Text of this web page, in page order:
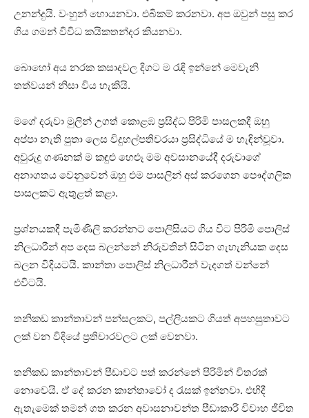
උනන්දුයි. වංහුන් හොයනවා. එබිකම් කරනවා. අප ඔවුන් පසු කර
ගිය ගමන් විවිධ කයිකතන්දර කියනවා.
බොහෝ අය නරක කසාදවල දිගට ම රැඳි ඉන්නේ මෙවැනි
තත්වයන් නිසා විය හැකියි.
මගේ දරුවා මුලින් උගත් කොළඹ ප්‍ර‍සිද්ධ පිරිමි පාසලකදී ඔහු
අප්පා නැති පුතා ලෙස විදුහල්පතිවරයා ප්‍ර‍සිද්ධියේ ම හැඳින්වූවා.
අවුරුදු ගණනක් ම කඳුළු හෙළූ මම අවසානයේදී දරුවාගේ
අනාගතය වෙනුවෙන් ඔහු එම පාසලින් අස් කරගෙන පෞද්ගලික
පාසලකට ඇතුළත් කළා.
ප්‍ර‍ශ්නයකදී පැමිණිලි කරන්නට පොලිසියට ගිය විට පිරිමි පොලිස්
නිලධාරීන් අප දෙස බලන්නේ නිරුවතින් සිටින ගැහැනියක දෙස
බලන විදියටයි. කාන්තා පොලිස් නිලධාරීන් වැදගත් වන්නේ
එවිටයි.
තනිකඩ කාන්තාවන් පන්සලකට, පල්ලියකට ගියත් අපහසුතාවට
ලක් වන විදියේ ප්‍ර‍තිචාරවලට ලක් වෙනවා.
තනිකඩ කාන්තාවන් පීඩාවට පත් කරන්නේ පිරිමින් විතරක්
නොවෙයි. ඒ දේ කරන කාන්තාවෝ ද රැසක් ඉන්නවා. එහිදී
ඇතැමෙක් තමන් ගත කරන අවාසනාවන්ත පීඩාකාරී විවාහ ජීවිත